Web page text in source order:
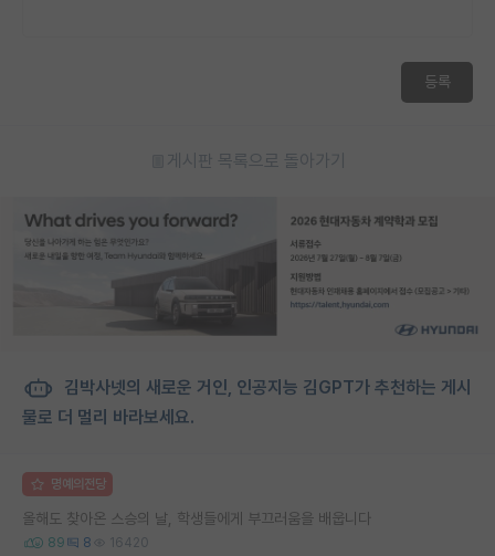
등록
게시판 목록으로 돌아가기
김박사넷의 새로운 거인, 인공지능 김GPT가 추천하는 게시
물로 더 멀리 바라보세요.
명예의전당
올해도 찾아온 스승의 날, 학생들에게 부끄러움을 배웁니다
89 8 16420